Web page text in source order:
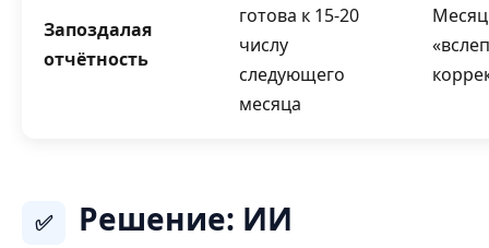
Запоздалая
отчётность
готова к 15-20
числу
следующего
месяца
✅
Решение: ИИ